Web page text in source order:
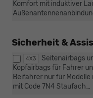
Komfort mit induktiver
Sicherheit &
4X3
Seitenairbags
Kopfairbags für Fahrer
Beifahrer nur für
mit Code 7N4 Staufach…